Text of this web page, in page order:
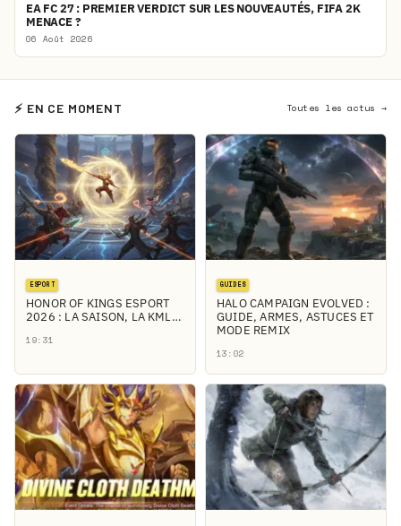
EA FC 27 : PREMIER VERDICT SUR LES NOUVEAUTÉS, FIFA 2K
MENACE ?
06 Août 2026
⚡ EN CE MOMENT Toutes les actus →
ESPORT
HONOR OF KINGS ESPORT
2026 : LA SAISON, LA KML…
19:31
GUIDES
HALO CAMPAIGN EVOLVED :
GUIDE, ARMES, ASTUCES ET
MODE REMIX
13:02